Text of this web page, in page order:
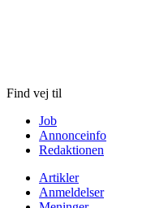
Find vej til
Job
Annonceinfo
Redaktionen
Artikler
Anmeldelser